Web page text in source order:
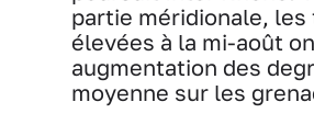
partie méridionale,
élevées à la mi-août
augmentation des
moyenne sur les